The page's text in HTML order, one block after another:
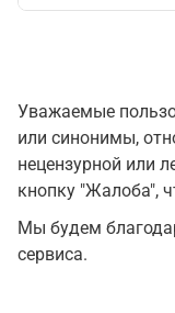
Уважаемые
или синонимы,
нецензурной или
кнопку "Жалоба",
Мы будем
сервиса.